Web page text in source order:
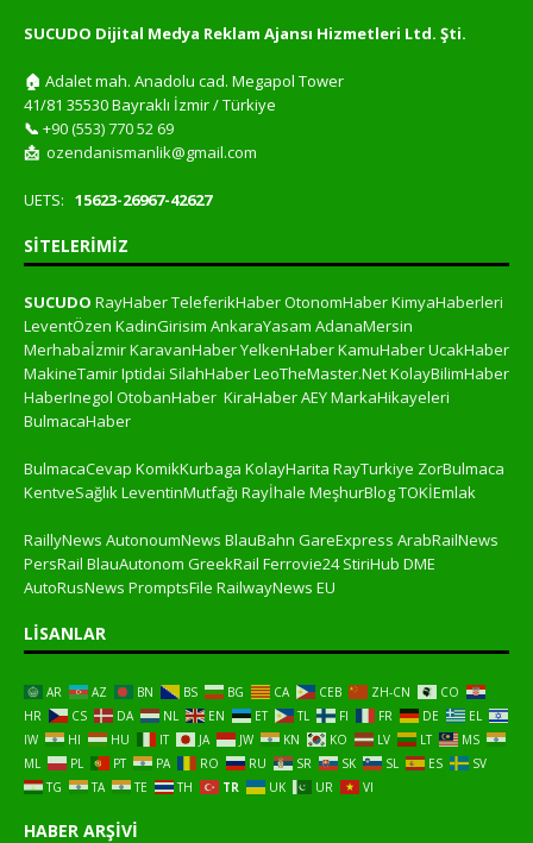
SUCUDO Dijital Medya Reklam Ajansı Hizmetleri Ltd. Şti.
🏠 Adalet mah. Anadolu cad. Megapol Tower
41/81 35530 Bayraklı İzmir / Türkiye
📞 +90 (553) 770 52 69
📩 ozendanismanlik@gmail.com
UETS: 15623-26967-42627
SITELERIMIZ
SUCUDO RayHaberTeleferikHaberOtonomHaberKimyaHaberleri
LeventÖzen KadinGirisim AnkaraYasam AdanaMersin
MerhabaİzmirKaravanHaberYelkenHaberKamuHaberUcakHaber
MakineTamirIptidai SilahHaberLeoTheMaster.NetKolayBilimHaber
HaberInegol OtobanHaber KiraHaberAEYMarkaHikayeleri
BulmacaHaber
BulmacaCevap KomikKurbaga KolayHarita RayTurkiye ZorBulmaca
KentveSağlıkLeventinMutfağı Rayİhale MeşhurBlogTOKİEmlak
RaillyNews AutonoumNews BlauBahn GareExpress ArabRailNews
PersRail BlauAutonom GreekRail Ferrovie24 StiriHub DME
AutoRusNews PromptsFile RailwayNews EU
LISANLAR
AR AZ BN BS BG CA CEB ZH-CN
CO
HR
CS DA NL EN ET TL FI FR DE
EL
IW
HI HU IT JA JW KN KO LV LT
MS
ML
PL PT PA RO RU SR SK SL ES
SV
TG
TA TE TH TR UK UR VI
HABER ARŞIVI